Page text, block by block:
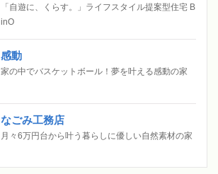
「自遊に、くらす。」ライフスタイル提案型住宅 B
inO
感動
家の中でバスケットボール！夢を叶える感動の家
なごみ工務店
月々6万円台から叶う暮らしに優しい自然素材の家